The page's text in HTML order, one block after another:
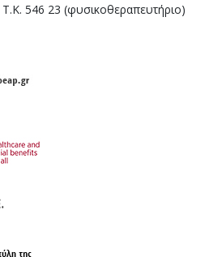
Τ.Κ. 546 23 (φυσικοθεραπευτήριο)